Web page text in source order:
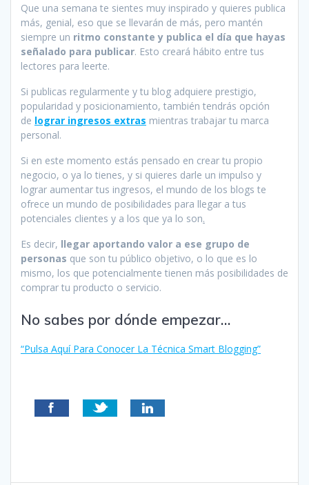
Que una semana te sientes muy inspirado y quieres publica
más, genial, eso que se llevarán de más, pero mantén
siempre un ritmo constante y publica el día que hayas
señalado para publicar. Esto creará hábito entre tus
lectores para leerte.
Si publicas regularmente y tu blog adquiere prestigio,
popularidad y posicionamiento, también tendrás opción
de lograr ingresos extras mientras trabajar tu marca
personal.
Si en este momento estás pensado en crear tu propio
negocio, o ya lo tienes, y si quieres darle un impulso y
lograr aumentar tus ingresos, el mundo de los blogs te
ofrece un mundo de posibilidades para llegar a tus
potenciales clientes y a los que ya lo son.
Es decir, llegar aportando valor a ese grupo de
personas que son tu público objetivo, o lo que es lo
mismo, los que potencialmente tienen más posibilidades de
comprar tu producto o servicio.
No sabes por dónde empezar…
“Pulsa Aquí Para Conocer La Técnica Smart Blogging”